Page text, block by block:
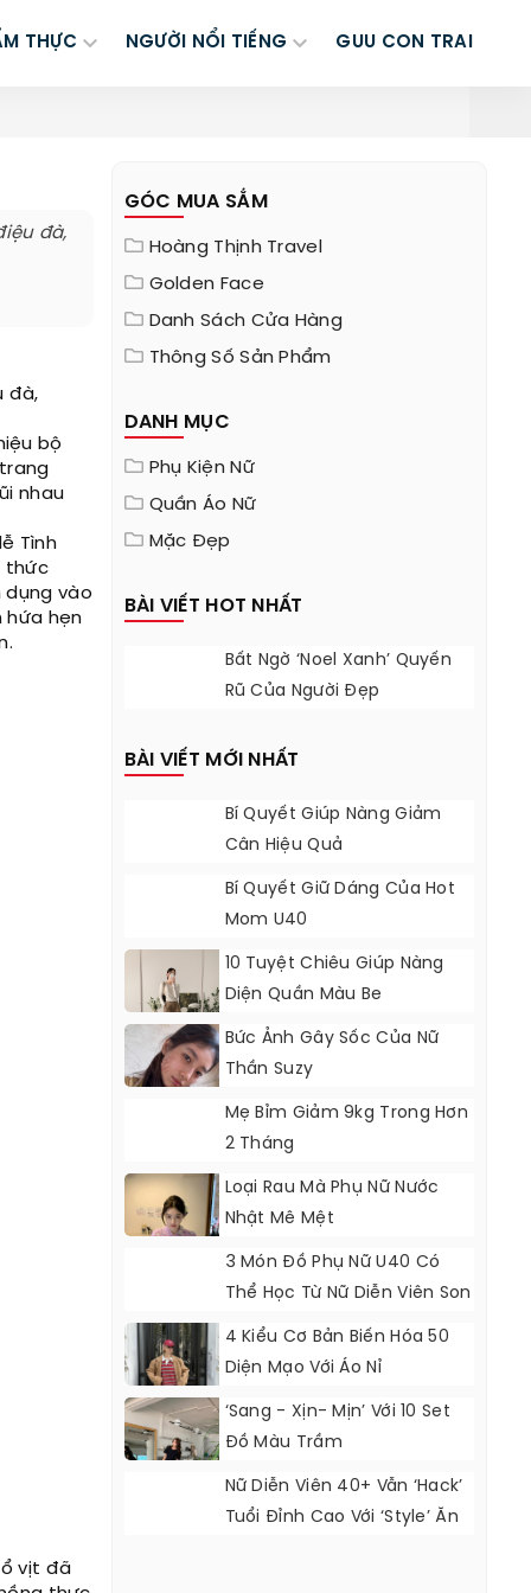
THỰC NGƯỜI NỔI TIẾNG GUU CON TRAI
đà,
đà,
bộ
nhau
Tình
thức
dụng vào
hứa hẹn
vịt đã
GÓC MUA SẮM
Hoàng Thịnh Travel
Golden Face
Danh Sách Cửa Hàng
Thông Số Sản Phẩm
DANH MỤC
Phụ Kiện Nữ
Quần Áo Nữ
Mặc Đẹp
BÀI VIẾT HOT NHẤT
Bất Ngờ ‘Noel Xanh’ Quyến
Rũ Của Người Đẹp
BÀI VIẾT MỚI NHẤT
Bí Quyết Giúp Nàng Giảm
Cân Hiệu Quả
Bí Quyết Giữ Dáng Của Hot
Mom U40
10 Tuyệt Chiêu Giúp Nàng
Diện Quần Màu Be
Bức Ảnh Gây Sốc Của Nữ
Thần Suzy
Mẹ Bỉm Giảm 9kg Trong Hơn
2 Tháng
Loại Rau Mà Phụ Nữ Nước
Nhật Mê Mệt
3 Món Đồ Phụ Nữ U40 Có
Thể Học Từ Nữ Diễn Viên Son
Ye Jin
4 Kiểu Cơ Bản Biến Hóa 50
Diện Mạo Với Áo Nỉ
‘Sang - Xịn- Mịn’ Với 10 Set
Đồ Màu Trầm
Nữ Diễn Viên 40+ Vẫn ‘hack’
Tuổi Đỉnh Cao Với ‘style’ Ăn